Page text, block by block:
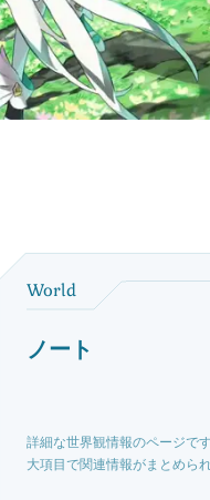
World
ノート
詳細な世界観情報のページです
大項目で関連情報がまとめら